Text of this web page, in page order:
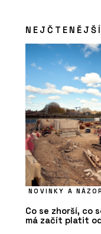
NEJČTENĚJŠÍ
NOVINKY A
Co se zhorší, co
má začít platit